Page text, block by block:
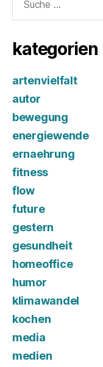
nach:
kategorien
artenvielfalt
autor
bewegung
energiewende
ernaehrung
fitness
flow
future
gestern
gesundheit
homeoffice
humor
klimawandel
kochen
media
medien